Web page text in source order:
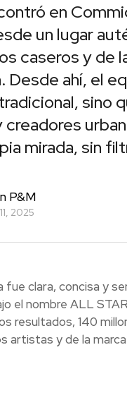
en
un lugar
caseros y de
Desde ahí, el
sino
mirada, sin
P&M
2025
fue clara, concisa y
el nombre ALL
resultados, 140
artistas y de la